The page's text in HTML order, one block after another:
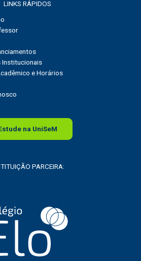
LINKS RÁPIDOS
Institucionais
e Horários
na UniSeM
PARCEIRA: